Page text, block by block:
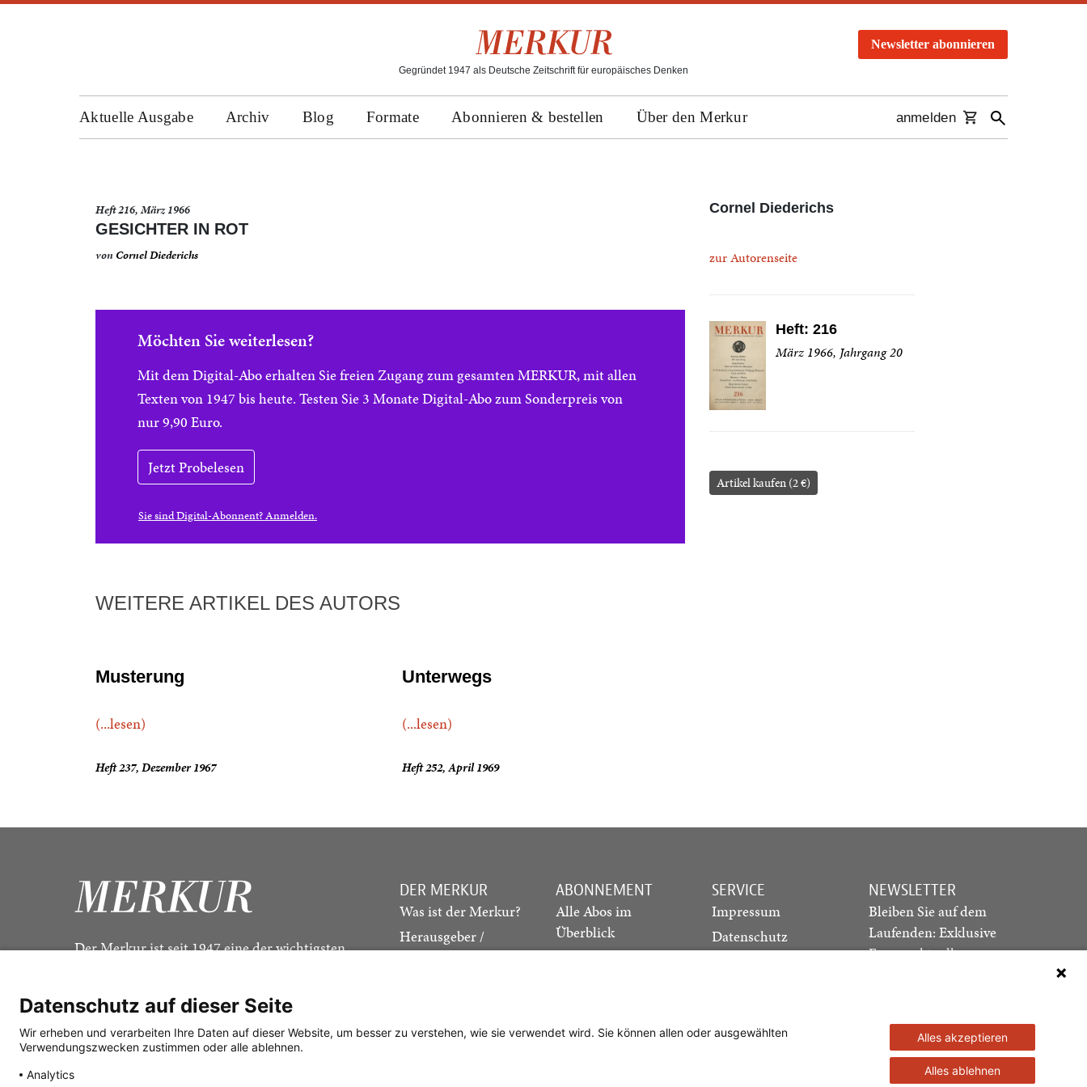
Gegründet 1947 als Deutsche Zeitschrift für europäisches Denken
Newsletter abonnieren
Aktuelle Ausgabe Archiv Blog Formate Abonnieren & bestellen Über den Merkur anmelden
Heft 216, März 1966
GESICHTER IN ROT
vonCornel Diederichs
Möchten Sie weiterlesen?
Mit dem Digital-Abo erhalten Sie freien Zugang zum gesamten MERKUR, mit allen
Texten von 1947 bis heute. Testen Sie 3 Monate Digital-Abo zum Sonderpreis von
nur 9,90 Euro.
Jetzt Probelesen
Sie sind Digital-Abonnent? Anmelden.
Cornel Diederichs
zur Autorenseite
Heft: 216
März 1966, Jahrgang 20
Artikel kaufen (2 €)
WEITERE ARTIKEL DES AUTORS
Musterung
(...lesen)
Heft 237, Dezember 1967
Unterwegs
(...lesen)
Heft 252, April 1969
Der Merkur ist seit 1947 eine der wichtigsten
DER MERKUR
Was ist der Merkur?
Herausgeber /
Redaktion
ABONNEMENT
Alle Abos im
Überblick
Print-Abo
Studierenden-Abo
SERVICE
Impressum
Datenschutz
NEWSLETTER
Bleiben Sie auf dem
Laufenden: Exklusive
Essays, aktuelle
Newsletter abonnieren
Datenschutz auf dieser Seite
Wir erheben und verarbeiten Ihre Daten auf dieser Website, um besser zu verstehen, wie sie verwendet wird. Sie können allen oder ausgewählten
Verwendungszwecken zustimmen oder alle ablehnen.
Analytics
Alles akzeptieren
Alles ablehnen